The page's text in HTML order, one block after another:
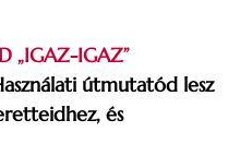
„IGAZ-IGAZ”
útmutatód lesz
és